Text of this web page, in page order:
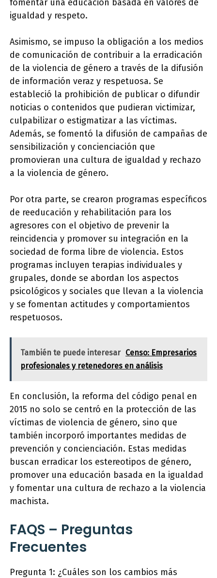
fomentar una educación basada en valores de
igualdad y respeto.
Asimismo, se impuso la obligación a los medios
de comunicación de contribuir a la erradicación
de la violencia de género a través de la difusión
de información veraz y respetuosa. Se
estableció la prohibición de publicar o difundir
noticias o contenidos que pudieran victimizar,
culpabilizar o estigmatizar a las víctimas.
Además, se fomentó la difusión de campañas de
sensibilización y concienciación que
promovieran una cultura de igualdad y rechazo
a la violencia de género.
Por otra parte, se crearon programas específicos
de reeducación y rehabilitación para los
agresores con el objetivo de prevenir la
reincidencia y promover su integración en la
sociedad de forma libre de violencia. Estos
programas incluyen terapias individuales y
grupales, donde se abordan los aspectos
psicológicos y sociales que llevan a la violencia
y se fomentan actitudes y comportamientos
respetuosos.
También te puede interesar Censo: Empresarios
profesionales y retenedores en análisis
En conclusión, la reforma del código penal en
2015 no solo se centró en la protección de las
víctimas de violencia de género, sino que
también incorporó importantes medidas de
prevención y concienciación. Estas medidas
buscan erradicar los estereotipos de género,
promover una educación basada en la igualdad
y fomentar una cultura de rechazo a la violencia
machista.
FAQS – Preguntas
Frecuentes
Pregunta 1: ¿Cuáles son los cambios más